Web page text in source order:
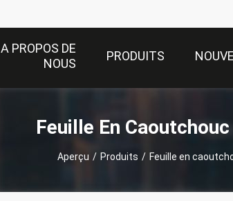
A PROPOS DE
NOUS
PRODUITS
Feuille En
Aperçu / Produits / Feuille en